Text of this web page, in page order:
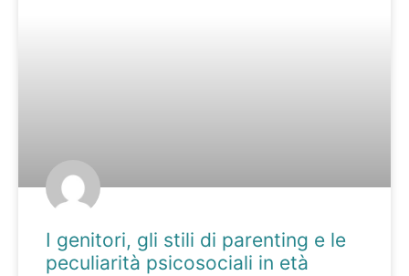
I genitori, gli stili di parenting e le
peculiarità psicosociali in età